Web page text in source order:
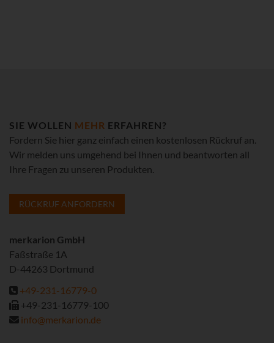
SIE WOLLEN MEHR ERFAHREN?
Fordern Sie hier ganz einfach einen kostenlosen Rückruf an.
Wir melden uns umgehend bei Ihnen und beantworten all
Ihre Fragen zu unseren Produkten.
RÜCKRUF ANFORDERN
merkarion GmbH
Faßstraße 1A
D-44263 Dortmund
+49-231-16779-0
+49-231-16779-100
info@merkarion.de